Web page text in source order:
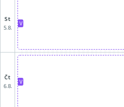
st
5.8.
V
čt
6.8.
V